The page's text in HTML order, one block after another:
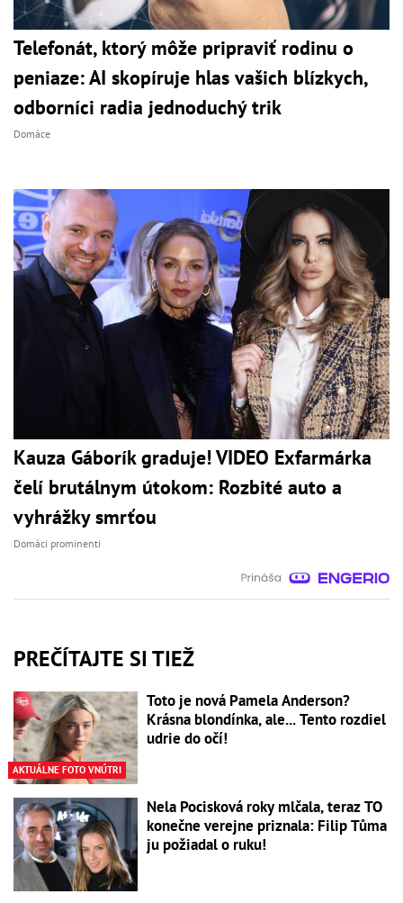
Telefonát, ktorý môže pripraviť rodinu o
peniaze: AI skopíruje hlas vašich blízkych,
odborníci radia jednoduchý trik
Domáce
Kauza Gáborík graduje! VIDEO Exfarmárka
čelí brutálnym útokom: Rozbité auto a
vyhrážky smrťou
Domáci prominenti
PREČÍTAJTE SI TIEŽ
AKTUÁLNE FOTO VNÚTRI
Toto je nová Pamela Anderson?
Krásna blondínka, ale... Tento rozdiel
udrie do očí!
Nela Pocisková roky mlčala, teraz TO
konečne verejne priznala: Filip Tůma
ju požiadal o ruku!